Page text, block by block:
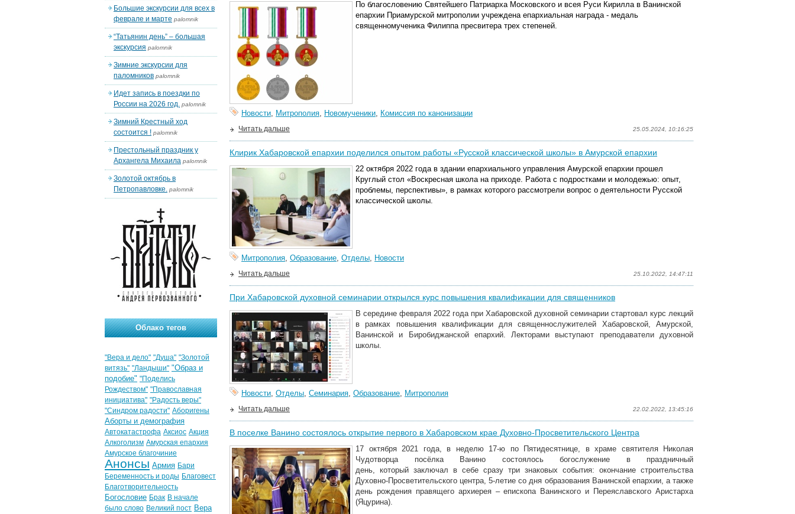
По благословению Святейшего Патриарха Московского и всея Руси Кирилла в Ванинской
епархии Приамурской митрополии учреждена епархиальная награда - медаль
священномученика Филиппа пресвитера трех степеней.
Новости, Митрополия, Новомученики, Комиссия по канонизации
25.05.2024, 10:16:25
Читать дальше
Клирик Хабаровской епархии поделился опытом работы «Русской классической школы» в Амурской епархии
22 октября 2022 года в здании епархиального управления Амурской епархии прошел
Круглый стол «Воскресная школа на приходе. Работа с подростками и молодежью: опыт,
проблемы, перспективы», в рамках которого рассмотрели вопрос о деятельности Русской
классической школы.
Митрополия, Образование, Отделы, Новости
25.10.2022, 14:47:11
Читать дальше
При Хабаровской духовной семинарии открылся курс повышения квалификации для священников
В середине февраля 2022 года при Хабаровской духовной семинарии стартовал курс лекций
в рамках повышения квалификации для священнослужителей Хабаровской, Амурской,
Ванинской и Биробиджанской епархий. Лекторами выступают преподаватели духовной
школы.
Новости, Отделы, Семинария, Образование, Митрополия
22.02.2022, 13:45:16
Читать дальше
В поселке Ванино состоялось открытие первого в Хабаровском крае Духовно-Просветительского Центра
17 октября 2021 года, в неделю 17-ю по Пятидесятнице, в храме святителя Николая
Чудотворца посёлка Ванино состоялось богослужение в праздничный
день, который заключал в себе сразу три знаковых события: окончание строительства
Духовно-Просветительского центра, 5-летие со дня образования Ванинской епархии, а также
день рождения правящего архиерея – епископа Ванинского и Переяславского Аристарха
(Яцурина).
Большие экскурсии для всех в
феврале и марте palomnik
“Татьянин день” – большая
экскурсия palomnik
Зимние экскурсии для
паломников palomnik
Идет запись в поездки по
России на 2026 год. palomnik
Зимний Крестный ход
состоится ! palomnik
Престольный праздник у
Архангела Михаила palomnik
Золотой октябрь в
Петропавловке. palomnik
Облако тегов
"Вера и дело" "Душа" "Золотой
витязь" "Ландыши" "Образ и
подобие" "Поделись
Рождеством" "Православная
инициатива" "Радость веры"
"Синдром радости" Аборигены
Аборты и демография
Автокатастрофа Аксиос Акция
Алкоголизм Амурская епархия
Амурское благочиние
Анонсы Армия Бари
Беременность и роды Благовест
Благотворительность
Богословие Брак В начале
было слово Великий пост Вера